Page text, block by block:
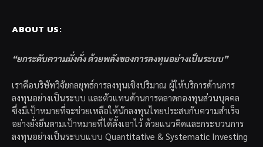
ABOUT US:
“ยกระดับความมั่งคั่ง ด้วยพลังของการลงทุนอย่างเป็นระบบ”
เราคือบริษัทวิจัยกลยุทธ์การลงทุนเชิงปริมาณ ผู้ให้บริการด้านการ
ลงทุนอย่างเป็นระบบ และตัวแทนด้านการตลาดกองทุนส่วนบุคคล
ซึ่งมีเป้าหมายที่จะช่วยเหลือให้นักลงทุนไทยประสบกับความสำเร็จ
อย่างยั่งยืนตามเป้าหมายที่ได้ตั้งเอาไว้ ด้วยแนวคิดและกระบวนการ
ลงทุนอย่างเป็นระบบแบบ Quantitative & Systematic Investing